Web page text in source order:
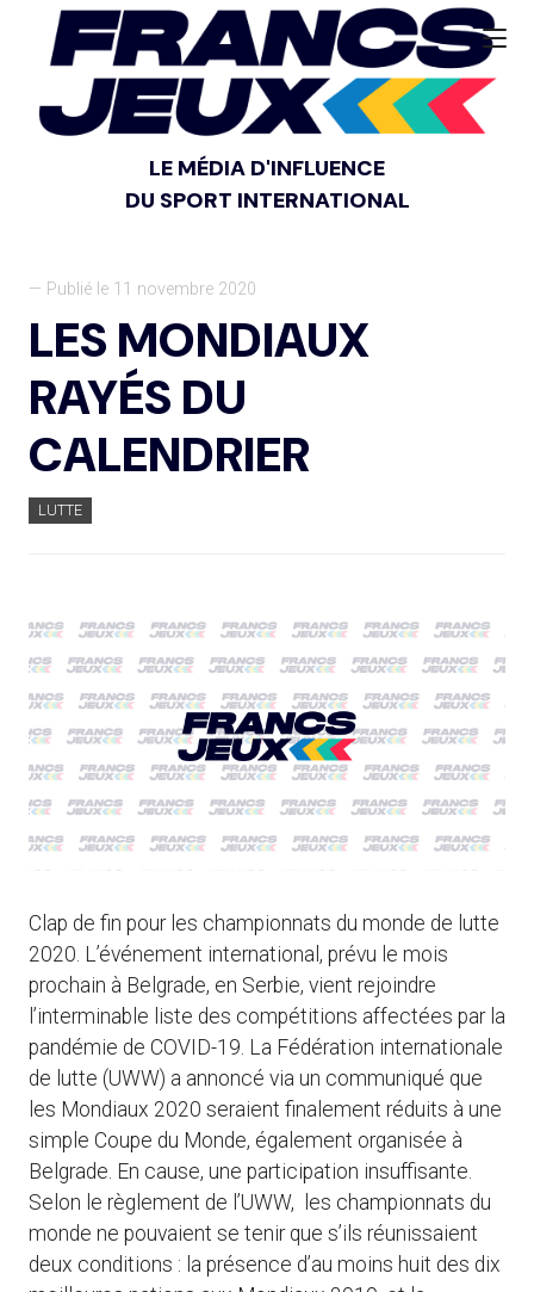
LE MÉDIA D'INFLUENCE
DU SPORT INTERNATIONAL
— Publié le 11 novembre 2020
LES MONDIAUX
RAYÉS DU
CALENDRIER
LUTTE
Clap de fin pour les championnats du monde de lutte
2020. L’événement international, prévu le mois
prochain à Belgrade, en Serbie, vient rejoindre
l’interminable liste des compétitions affectées par la
pandémie de COVID-19. La Fédération internationale
de lutte (UWW) a annoncé via un communiqué que
les Mondiaux 2020 seraient finalement réduits à une
simple Coupe du Monde, également organisée à
Belgrade. En cause, une participation insuffisante.
Selon le règlement de l’UWW, les championnats du
monde ne pouvaient se tenir que s’ils réunissaient
deux conditions : la présence d’au moins huit des dix